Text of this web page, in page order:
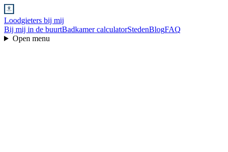
Loodgieters bij mij
Bij mij in de buurtBadkamer calculatorStedenBlogFAQ
Open menu